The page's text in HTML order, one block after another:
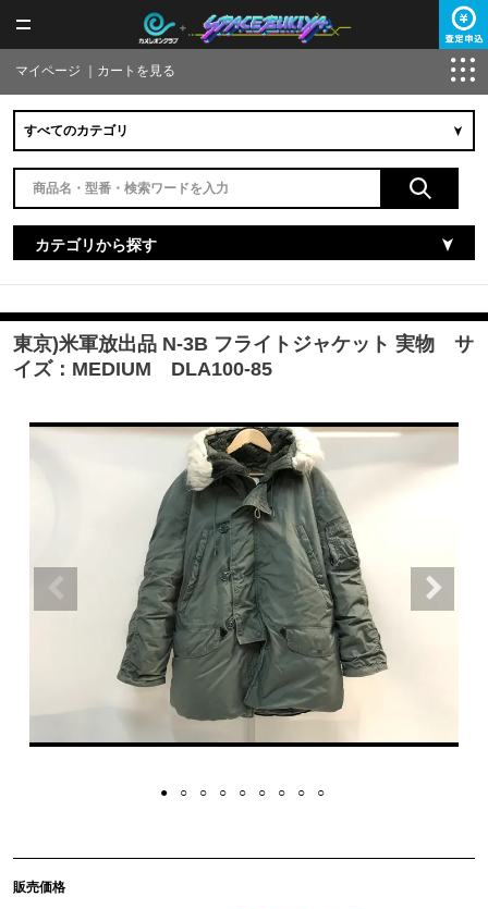
マイページ カートを見る
カテゴリから探す
東京)米軍放出品 N-3B フライトジャケット 実物 サ
イズ：MEDIUM DLA100-85
販売価格